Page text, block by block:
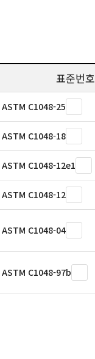
표준번호
ASTM C1048-25
ASTM C1048-18
ASTM C1048-12e1
ASTM C1048-12
ASTM C1048-04
ASTM C1048-97b